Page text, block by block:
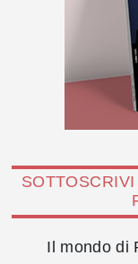
Il mondo di